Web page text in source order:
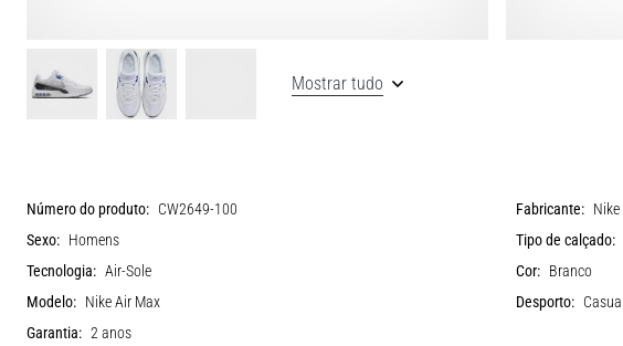
Mostrar tudo
Número do produto: CW2649-100 Fabricante: Nike
Sexo: Homens Tipo de calçado:
Tecnologia: Air-Sole Cor: Branco
Modelo: Nike Air Max Desporto: Casual
Garantia: 2 anos